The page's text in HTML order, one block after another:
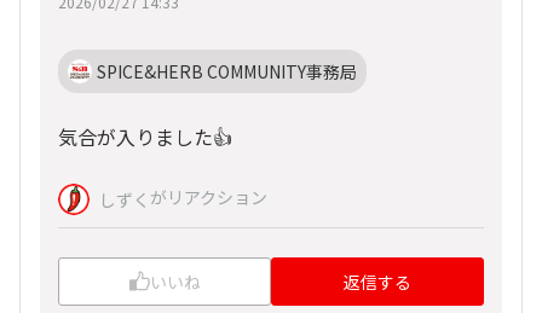
SPICE&HERB COMMUNITY事務局
気合が入りました👍
しずく がリアクション
いいね 返信する